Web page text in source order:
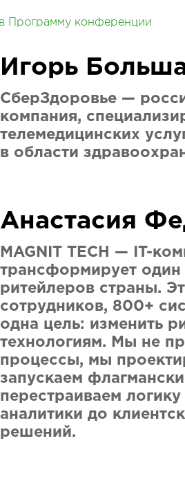
Программу конференции
Игорь
СберЗдоровье —
компания,
телемедицинских
в области
Анастасия
MAGNIT TECH — IT-
трансформирует
ритейлеров страны.
сотрудников, 800+
одна цель: изменить
технологиям. Мы не
процессы, мы
запускаем
перестраиваем
аналитики до
решений.